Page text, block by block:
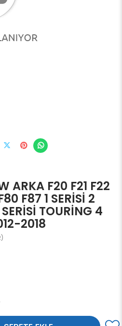
ARKA F20 F21 F22
F87 1 SERİSİ 2
TOURİNG 4
2018